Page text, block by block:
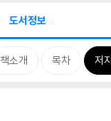
도서정보
책소개 목차 저